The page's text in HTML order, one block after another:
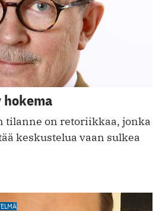
hokema
tilanne on retoriikkaa, jonka
keskustelua vaan sulkea